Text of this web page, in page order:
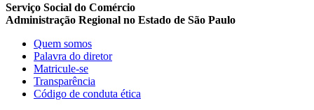
Serviço Social do Comércio
Administração Regional no Estado de São Paulo
Quem somos
Palavra do diretor
Matricule-se
Transparência
Código de conduta ética